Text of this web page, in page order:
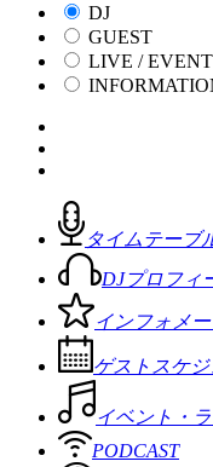
DJ
GUEST
LIVE / EVENT
タイムテーブ
DJプロフィ
インフォメ
ゲストスケ
イベント・
PODCAST